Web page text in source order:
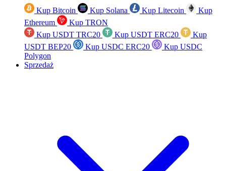
Kup Bitcoin Kup Solana Kup Litecoin
Kup
Ethereum
Kup TRON
Kup USDT TRC20
Kup USDT ERC20
Kup
USDT BEP20
Kup USDC ERC20
Kup USDC
Polygon
Sprzedaż